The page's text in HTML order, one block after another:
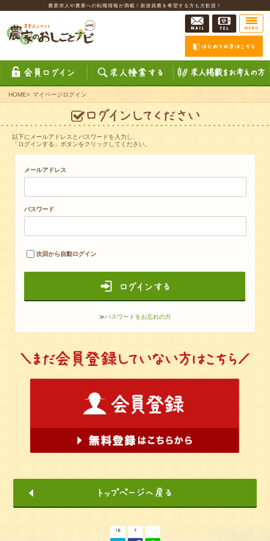
農業求人や農業への転職情報が満載！新規就農を希望する方も大歓迎！
HOME> マイページログイン
以下にメールアドレスとパスワードを入力し、
「ログインする」ボタンをクリックしてください。
メールアドレス
パスワード
次回から自動ログイン
≫パスワードをお忘れの方